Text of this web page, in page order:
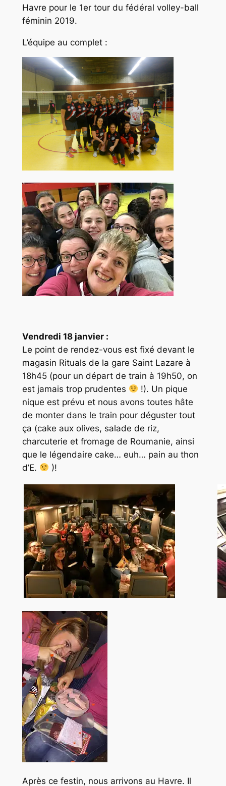
Havre pour le 1er tour du fédéral volley-ball
féminin 2019.
L’équipe au complet :
Vendredi 18 janvier :
Le point de rendez-vous est fixé devant le
magasin Rituals de la gare Saint Lazare à
18h45 (pour un départ de train à 19h50, on
est jamais trop prudentes
!). Un pique
nique est prévu et nous avons toutes hâte
de monter dans le train pour déguster tout
ça (cake aux olives, salade de riz,
charcuterie et fromage de Roumanie, ainsi
que le légendaire cake… euh… pain au thon
d’E.
)!
Après ce festin, nous arrivons au Havre. Il